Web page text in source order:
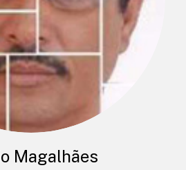
Magalhães